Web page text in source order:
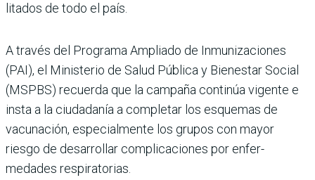
litados de todo el país.
A través del Programa Ampliado de Inmunizacio­nes
(PAI), el Ministerio de Salud Pública y Bienestar Social
(MSPBS) recuerda que la campaña continúa vigente e
insta a la ciudadanía a com­pletar los esquemas de
vacuna­ción, especialmente los grupos con mayor
riesgo de desarro­llar complicaciones por enfer­
medades respiratorias.